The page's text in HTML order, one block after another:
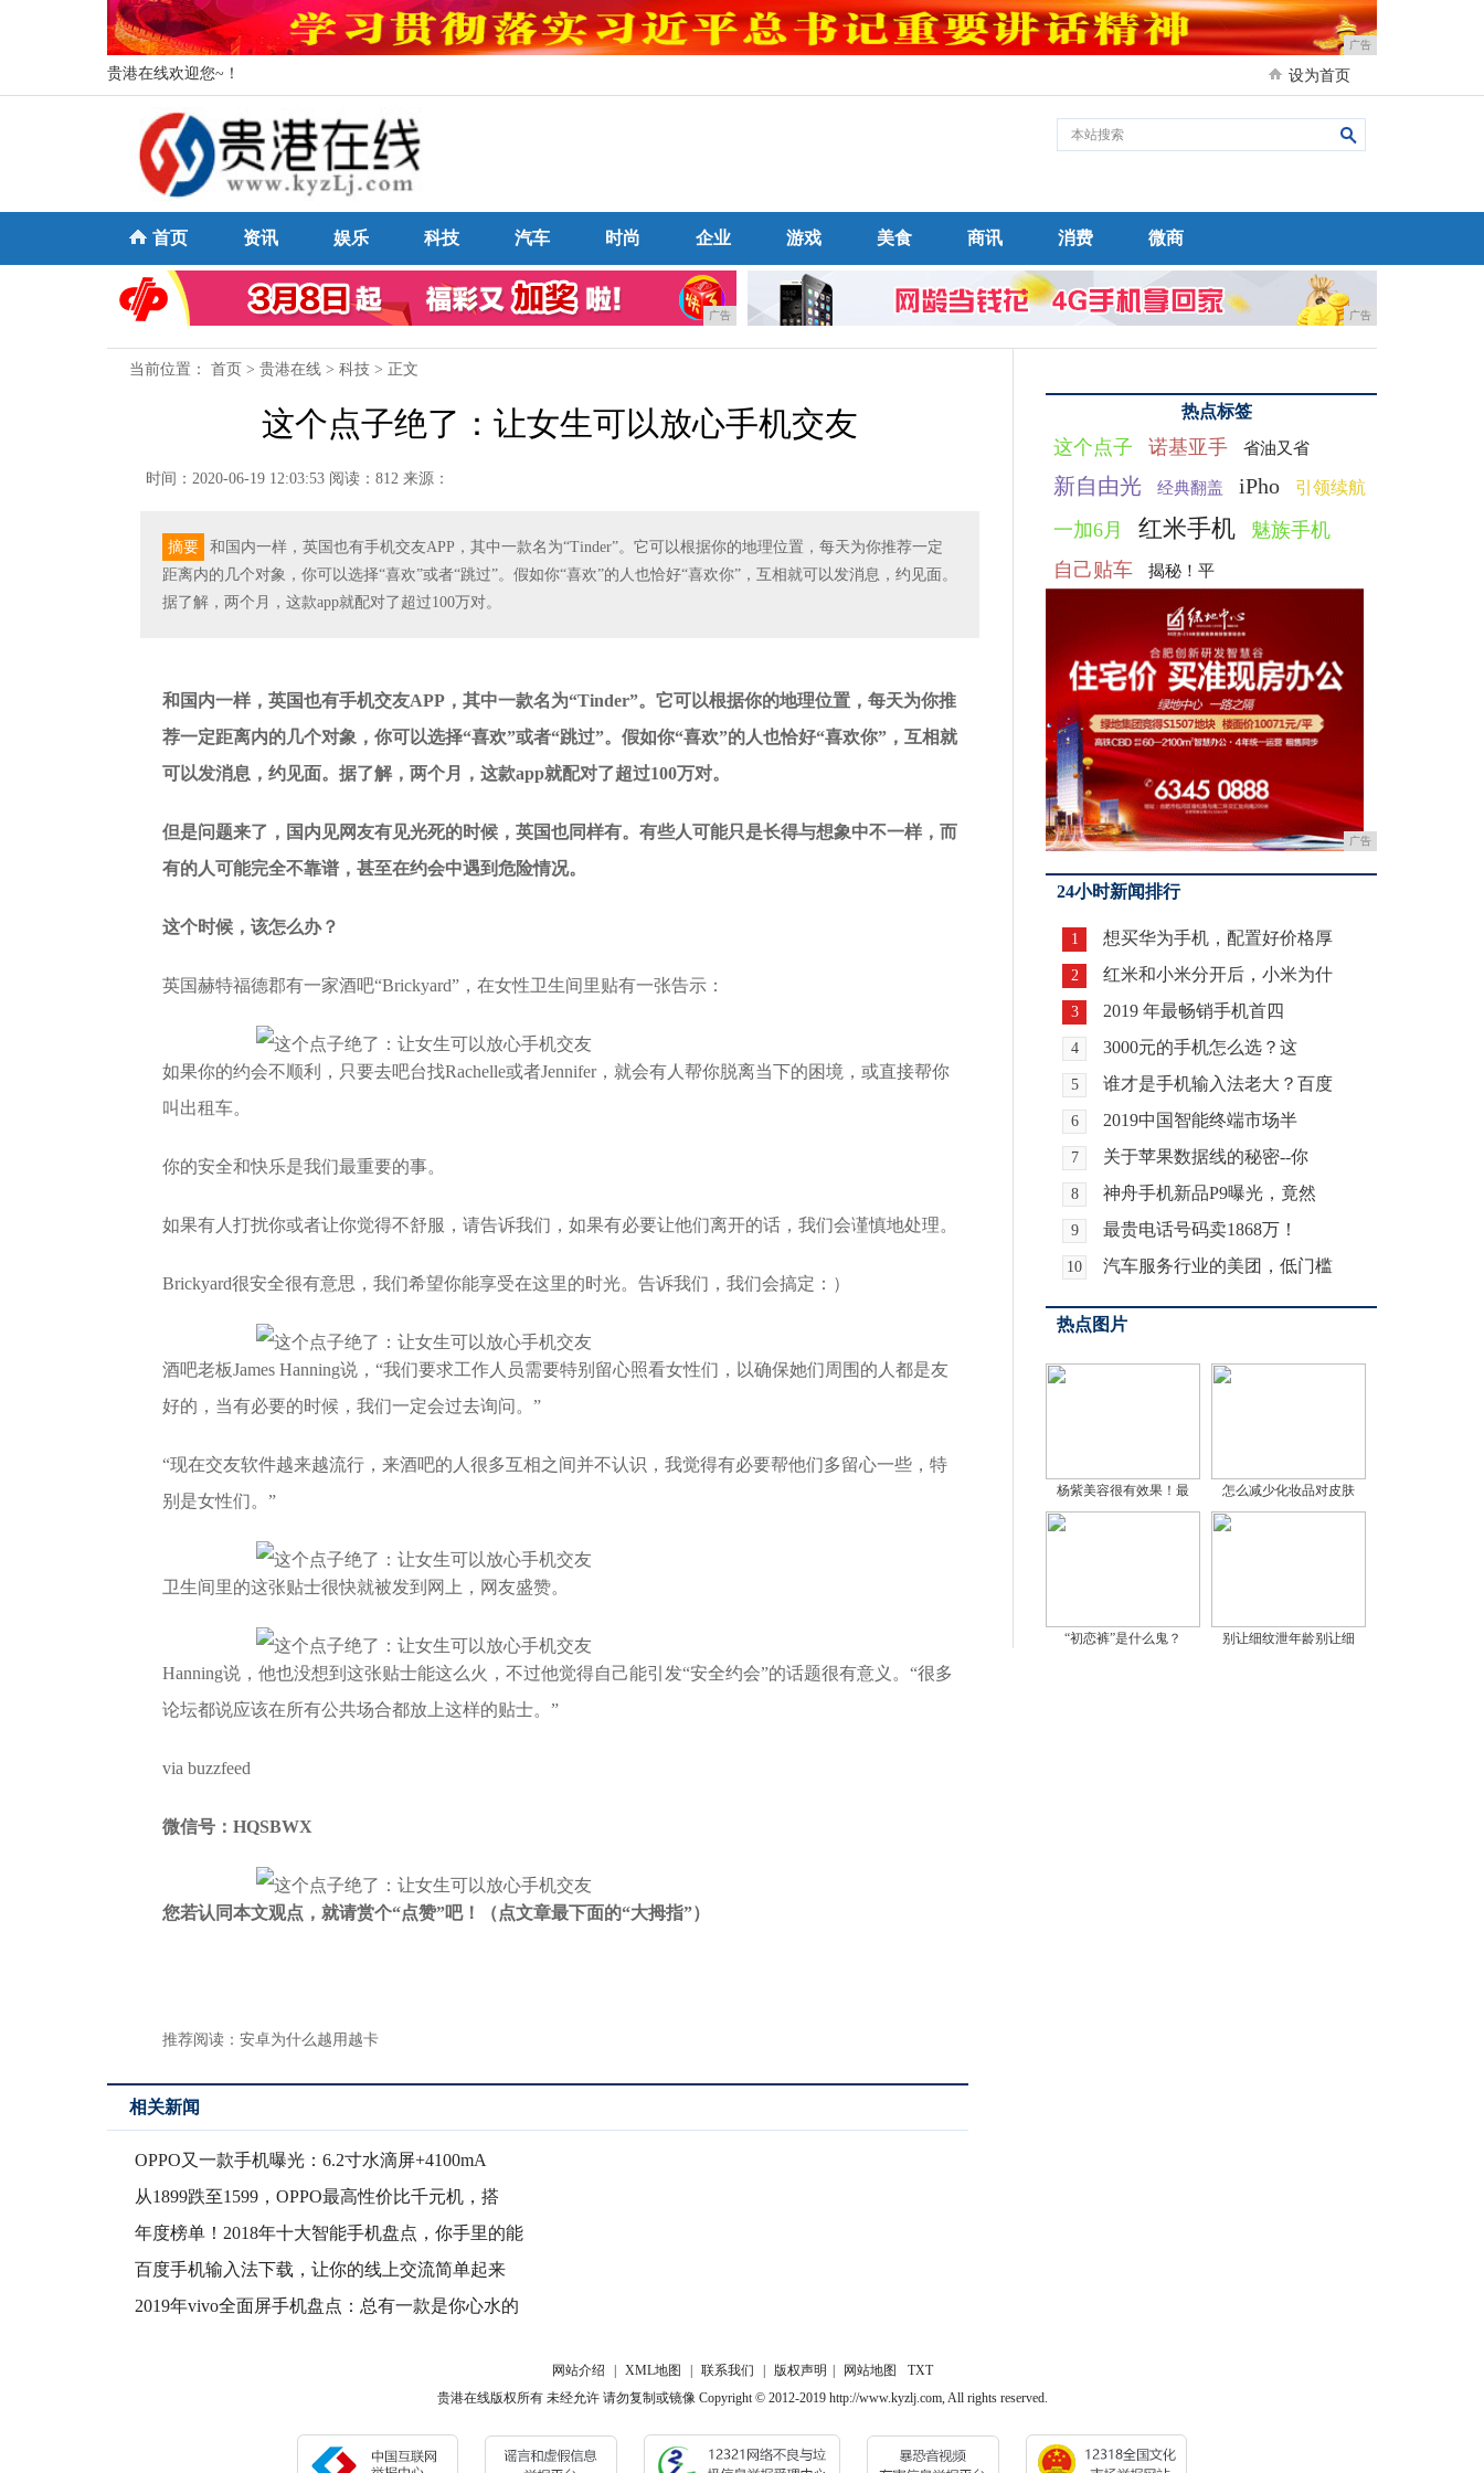
广告
贵港在线欢迎您~！ 设为首页
首页 资讯 娱乐 科技 汽车 时尚 企业 游戏 美食 商讯 消费 微商
广告 广告
当前位置： 首页 > 贵港在线 > 科技 > 正文
这个点子绝了：让女生可以放心手机交友
时间：2020-06-19 12:03:53 阅读：812 来源：
摘要
和国内一样，英国也有手机交友APP，其中一款名为“Tinder”。它可以根据你的地理位置，每天为你推荐一定
距离内的几个对象，你可以选择“喜欢”或者“跳过”。假如你“喜欢”的人也恰好“喜欢你”，互相就可以发消息，约见面。
据了解，两个月，这款app就配对了超过100万对。
和国内一样，英国也有手机交友APP，其中一款名为“Tinder”。它可以根据你的地理位置，每天为你推
荐一定距离内的几个对象，你可以选择“喜欢”或者“跳过”。假如你“喜欢”的人也恰好“喜欢你”，互相就
可以发消息，约见面。据了解，两个月，这款app就配对了超过100万对。
但是问题来了，国内见网友有见光死的时候，英国也同样有。有些人可能只是长得与想象中不一样，而
有的人可能完全不靠谱，甚至在约会中遇到危险情况。
这个时候，该怎么办？
英国赫特福德郡有一家酒吧“Brickyard”，在女性卫生间里贴有一张告示：
如果你的约会不顺利，只要去吧台找Rachelle或者Jennifer，就会有人帮你脱离当下的困境，或直接帮你
叫出租车。
你的安全和快乐是我们最重要的事。
如果有人打扰你或者让你觉得不舒服，请告诉我们，如果有必要让他们离开的话，我们会谨慎地处理。
Brickyard很安全很有意思，我们希望你能享受在这里的时光。告诉我们，我们会搞定：）
酒吧老板James Hanning说，“我们要求工作人员需要特别留心照看女性们，以确保她们周围的人都是友
好的，当有必要的时候，我们一定会过去询问。”
“现在交友软件越来越流行，来酒吧的人很多互相之间并不认识，我觉得有必要帮他们多留心一些，特
别是女性们。”
卫生间里的这张贴士很快就被发到网上，网友盛赞。
Hanning说，他也没想到这张贴士能这么火，不过他觉得自己能引发“安全约会”的话题很有意义。“很多
论坛都说应该在所有公共场合都放上这样的贴士。”
via buzzfeed
微信号：HQSBWX
您若认同本文观点，就请赏个“点赞”吧！（点文章最下面的“大拇指”）
推荐阅读： 安卓为什么越用越卡
相关新闻
OPPO又一款手机曝光：6.2寸水滴屏+4100mA
从1899跌至1599，OPPO最高性价比千元机，搭
年度榜单！2018年十大智能手机盘点，你手里的能
排第
百度手机输入法下载，让你的线上交流简单起来
2019年vivo全面屏手机盘点：总有一款是你心水的
热点标签
这个点子 诺基亚手 省油又省
新自由光 经典翻盖 iPho 引领续航
一加6月 红米手机
魅族手机
自己贴车
揭秘！平
广告
24小时新闻排行
1 想买华为手机，配置好价格厚
2 红米和小米分开后，小米为什
3 2019 年最畅销手机首四
4 3000元的手机怎么选？这
5 谁才是手机输入法老大？百度
6 2019中国智能终端市场半
7 关于苹果数据线的秘密--你
8 神舟手机新品P9曝光，竟然
9 最贵电话号码卖1868万！
10 汽车服务行业的美团，低门槛
热点图片
杨紫美容很有效果！最 怎么减少化妆品对皮肤
“初恋裤”是什么鬼？ 别让细纹泄年龄别让细
网站介绍 XML地图 联系我们 版权声明 网站地图
TXT
贵港在线版权所有 未经允许 请勿复制或镜像 Copyright © 2012-2019 http://www.kyzlj.com, All rights reserved.